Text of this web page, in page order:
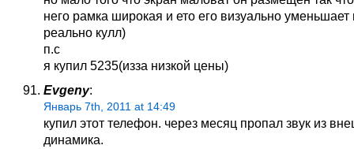
него рамка широкая и ето его визуально уменьшает
реально кулл)
п.с
я купил 5235(изза низкой цены)
Evgeny:
Январь 7th, 2011 at 14:49
купил этот телефон. через месяц пропал звук из
динамика.